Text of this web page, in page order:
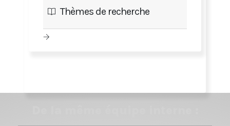
Thèmes de recherche